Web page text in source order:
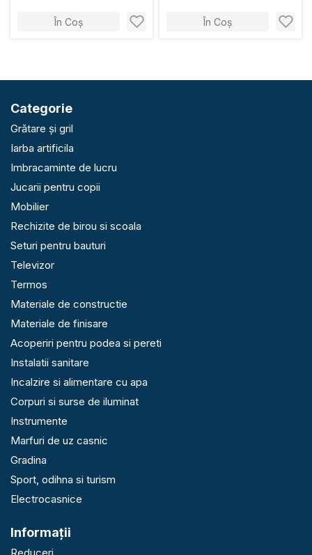
În Coș În Coș
Categorie
Grătare și gril
Iarba artificila
Imbracaminte de lucru
Jucarii pentru copii
Mobilier
Rechizite de birou si scoala
Seturi pentru bauturi
Televizor
Termos
Materiale de constructie
Materiale de finisare
Acoperiri pentru podea si pereti
Instalatii sanitare
Incalzire si alimentare cu apa
Corpuri si surse de iluminat
Instrumente
Marfuri de uz casnic
Gradina
Sport, odihna si turism
Electrocasnice
Informaţii